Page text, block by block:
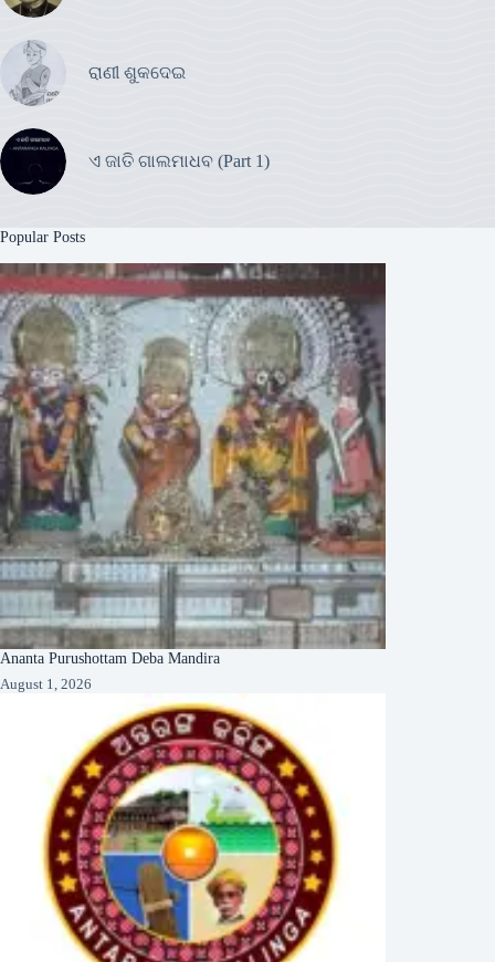
ରାଣୀ ଶୁକଦେଇ
ଏ ଜାତି ଗାଲମାଧବ (Part 1)
Popular Posts
Ananta Purushottam Deba Mandira
August 1, 2026